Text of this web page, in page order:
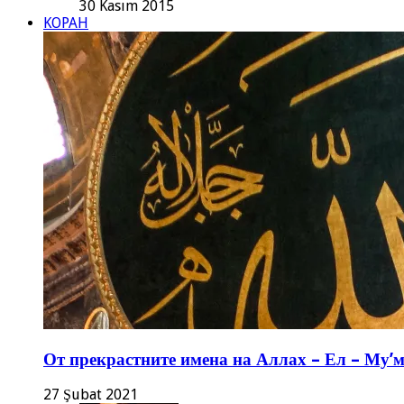
30 Kasım 2015
KOPAH
От прекрастните имена на Аллах – Ел –
27 Şubat 2021